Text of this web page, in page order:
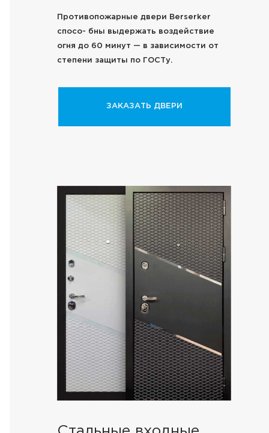
Противопожарные двери Berserker
спосо- бны выдержать воздействие
огня до 60 минут — в зависимости от
степени защиты по ГОСТу.
ЗАКАЗАТЬ ДВЕРИ